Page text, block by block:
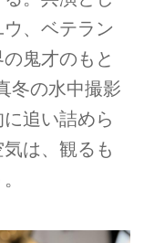
、ベテラン
鬼才のもと
冬の水中撮影
追い詰めら
は、観るも